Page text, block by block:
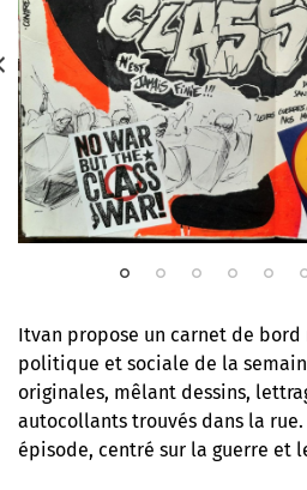
Itvan propose un carnet de
politique et sociale de la
originales, mêlant dessins,
autocollants trouvés dans la
épisode, centré sur la guerre et